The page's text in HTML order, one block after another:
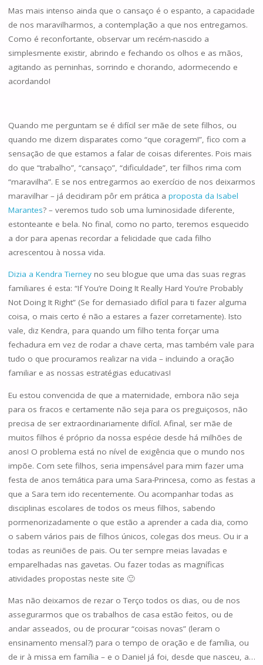
Mas mais intenso ainda que o cansaço é o espanto, a capacidade
de nos maravilharmos, a contemplação a que nos entregamos.
Como é reconfortante, observar um recém-nascido a
simplesmente existir, abrindo e fechando os olhos e as mãos,
agitando as perninhas, sorrindo e chorando, adormecendo e
acordando!
Quando me perguntam se é difícil ser mãe de sete filhos, ou
quando me dizem disparates como “que coragem!”, fico com a
sensação de que estamos a falar de coisas diferentes. Pois mais
do que “trabalho”, “cansaço”, “dificuldade”, ter filhos rima com
“maravilha”. E se nos entregarmos ao exercício de nos deixarmos
maravilhar – já decidiram pôr em prática a proposta da Isabel
Marantes? – veremos tudo sob uma luminosidade diferente,
estonteante e bela. No final, como no parto, teremos esquecido
a dor para apenas recordar a felicidade que cada filho
acrescentou à nossa vida.
Dizia a Kendra Tierneyno seu blogue que uma das suas regras
familiares é esta: “If You’re Doing It Really Hard You’re Probably
Not Doing It Right” (Se for demasiado difícil para ti fazer alguma
coisa, o mais certo é não a estares a fazer corretamente). Isto
vale, diz Kendra, para quando um filho tenta forçar uma
fechadura em vez de rodar a chave certa, mas também vale para
tudo o que procuramos realizar na vida – incluindo a oração
familiar e as nossas estratégias educativas!
Eu estou convencida de que a maternidade, embora não seja
para os fracos e certamente não seja para os preguiçosos, não
precisa de ser extraordinariamente difícil. Afinal, ser mãe de
muitos filhos é próprio da nossa espécie desde há milhões de
anos! O problema está no nível de exigência que o mundo nos
impõe. Com sete filhos, seria impensável para mim fazer uma
festa de anos temática para uma Sara-Princesa, como as festas a
que a Sara tem ido recentemente. Ou acompanhar todas as
disciplinas escolares de todos os meus filhos, sabendo
pormenorizadamente o que estão a aprender a cada dia, como
o sabem vários pais de filhos únicos, colegas dos meus. Ou ir a
todas as reuniões de pais. Ou ter sempre meias lavadas e
emparelhadas nas gavetas. Ou fazer todas as magníficas
atividades propostas neste site 🙂
Mas não deixamos de rezar o Terço todos os dias, ou de nos
assegurarmos que os trabalhos de casa estão feitos, ou de
andar asseados, ou de procurar “coisas novas” (leram o
ensinamento mensal?) para o tempo de oração e de família, ou
de ir à missa em família – e o Daniel já foi, desde que nasceu, a…